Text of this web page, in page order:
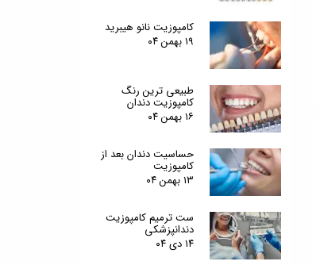
کامپوزیت نانو هیبرید
۱۹ بهمن ۰۴
طبیعی ترین رنگ
کامپوزیت دندان
۱۶ بهمن ۰۴
حساسیت دندان بعد از
کامپوزیت
۱۳ بهمن ۰۴
ست ترمیم کامپوزیت
دندانپزشکی
۱۴ دی ۰۴